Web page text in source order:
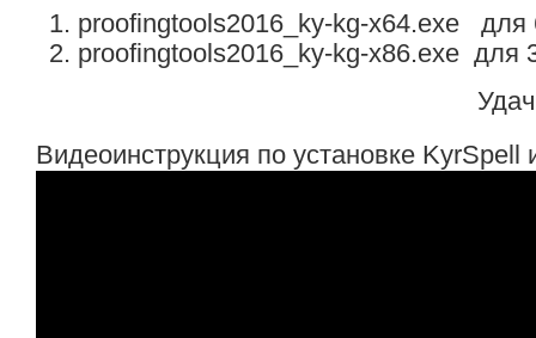
proofingtools2016_ky-kg-x64.exe
proofingtools2016_ky-kg-x86.exe для
Видеоинструкция по установке KyrSpell